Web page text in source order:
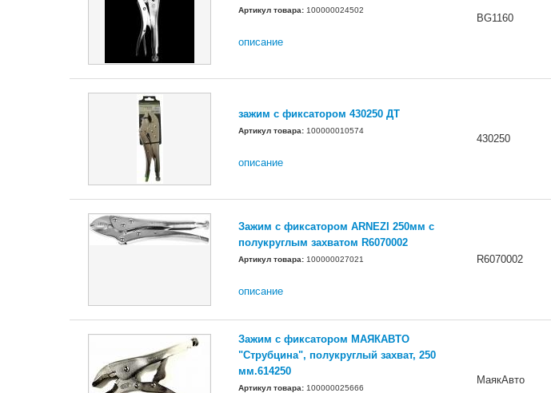
Артикул товара: 100000024502
описание
BG1160
зажим с фиксатором 430250 ДТ
Артикул товара: 100000010574
описание
430250
Зажим с фиксатором ARNEZI 250мм с
полукруглым захватом R6070002
Артикул товара: 100000027021
описание
R6070002
Зажим с фиксатором МАЯКАВТО
"Струбцина", полукруглый захват, 250
мм.614250
Артикул товара: 100000025666
МаякАвто